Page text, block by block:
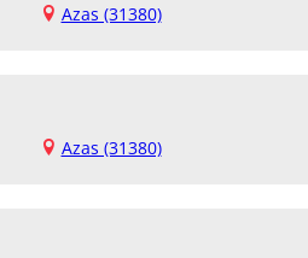
Azas (31380)
Azas (31380)